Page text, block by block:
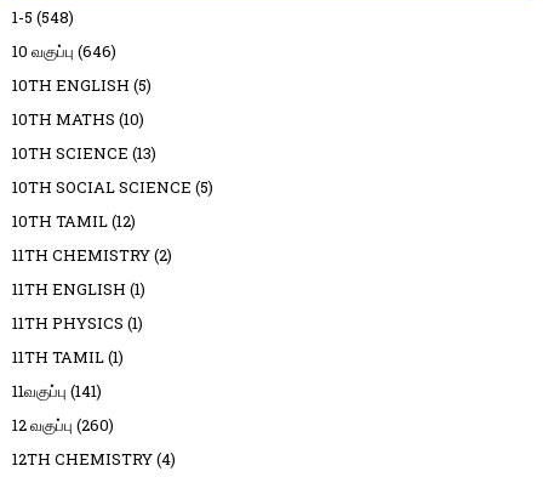
1-5 (548)
10 வகுப்பு (646)
10TH ENGLISH (5)
10TH MATHS (10)
10TH SCIENCE (13)
10TH SOCIAL SCIENCE (5)
10TH TAMIL(12)
11TH CHEMISTRY(2)
11TH ENGLISH (1)
11TH PHYSICS (1)
11TH TAMIL(1)
11வகுப்பு (141)
12 வகுப்பு (260)
12TH CHEMISTRY(4)